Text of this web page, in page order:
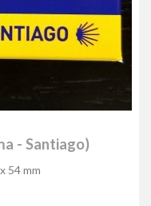
- Santiago)
54 mm